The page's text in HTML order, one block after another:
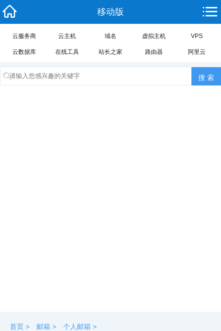
移动版
云服务商 云主机 域名 虚拟主机 VPS
云数据库 在线工具 站长之家 路由器 阿里云
首页 > 邮箱 > 个人邮箱 >